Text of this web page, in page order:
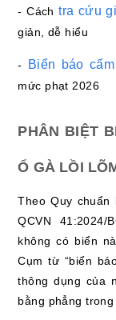
- Cáchtra cứu
giản, dễ hiểu
- Biển báo
mức phạt 2026
PHÂN BIỆT
Ổ GÀ LỒI
Theo Quy
QCVN
không có biển
Cụm từ “biển
thông dụng của
bằng phẳng